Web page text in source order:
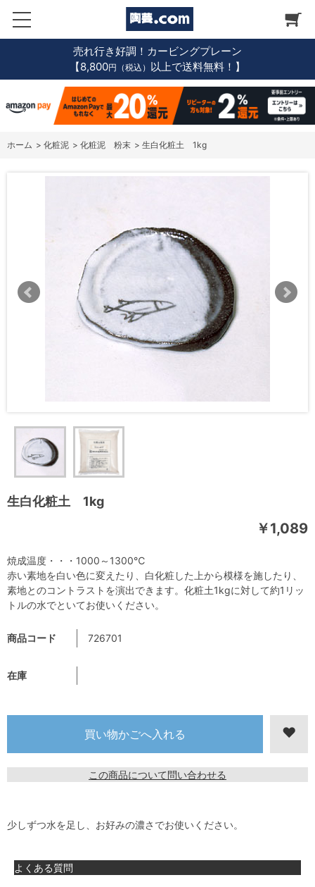
売れ行き好調！カービングプレーン
【8,800円（税込） 以上で送料無料！】
ホーム > 化粧泥 > 化粧泥 粉末 > 生白化粧土 1kg
生白化粧土 1kg
￥1,089
商品コード 726701
在庫
この商品について問い合わせる
焼成温度・・・1000～1300℃
赤い素地を白い色に変えたり、白化粧した上から模様を施したり、
素地とのコントラストを演出できます。化粧土1kgに対して約1リッ
トルの水でといてお使いください。
少しずつ水を足し、お好みの濃さでお使いください。
よくある質問